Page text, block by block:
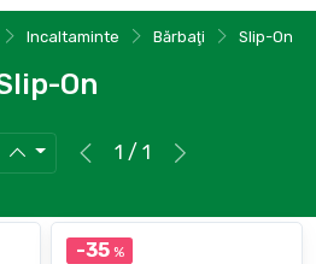
Incaltaminte Bărbaţi Slip-On
On
1 / 1
-35%